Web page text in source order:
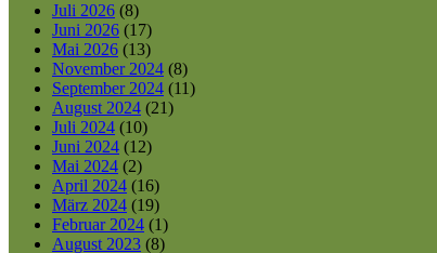
Juli 2026 (8)
Juni 2026 (17)
Mai 2026 (13)
November 2024 (8)
September 2024 (11)
August 2024 (21)
Juli 2024 (10)
Juni 2024 (12)
Mai 2024 (2)
April 2024 (16)
März 2024 (19)
Februar 2024 (1)
August 2023 (8)